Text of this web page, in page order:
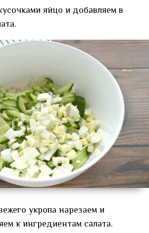
яйцо и добавляем в
укропа нарезаем и
к ингредиентам салата.